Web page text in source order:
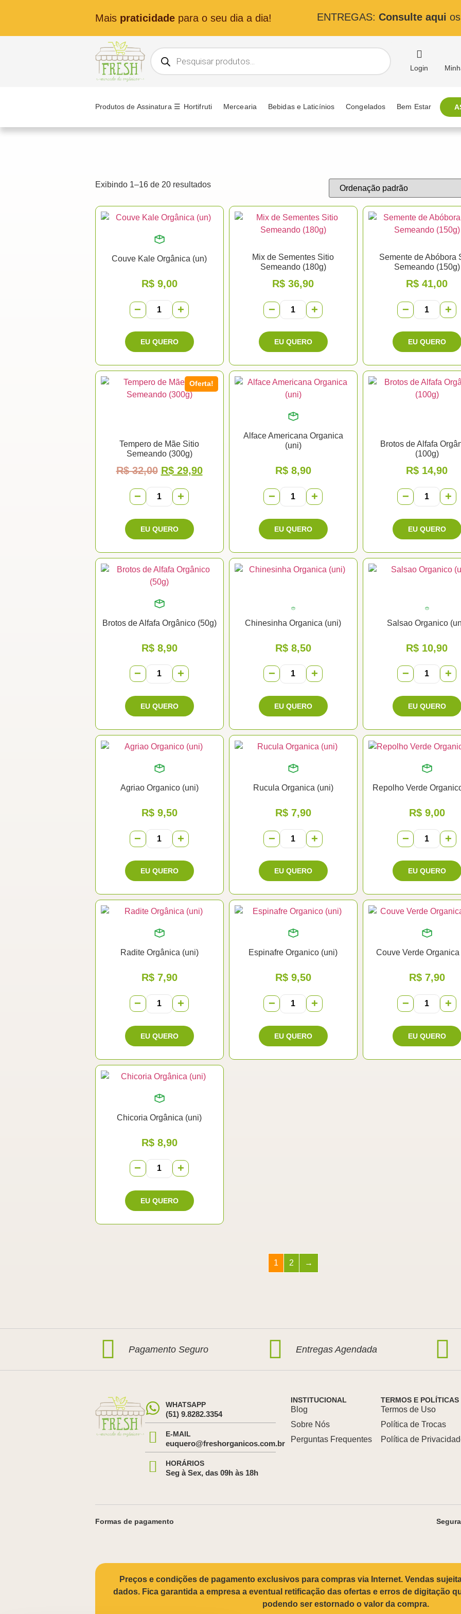
Mais praticidadepara o seu dia a dia! ENTREGAS: Consulte aqui
Login
Produtos de Assinatura ☰ Hortifruti Mercearia Bebidas e Laticínios Congelados Bem Estar
Exibindo 1–16 de 20 resultados
Couve Kale Orgânica (un)
R$9,00
− +
Mix de Sementes Sitio
Semeando (180g)
R$ 36,90
− +
Semente de Abóbora
Semeando (150g)
R$ 41,00
− +
Oferta!
Tempero de Mãe Sitio
Semeando (300g)
R$32,00 R$29,90
− +
Alface Americana Organica
(uni)
R$8,90
− +
Brotos de Alfafa
(100g)
R$ 14,90
− +
Brotos de Alfafa Orgânico (50g)
R$8,90
− +
Chinesinha Organica (uni)
R$8,50
− +
Salsao Organico
R$ 10,90
− +
Agriao Organico (uni)
R$9,50
− +
Rucula Organica (uni)
R$7,90
− +
Repolho Verde
R$9,00
− +
Radite Orgânica (uni)
R$7,90
− +
Espinafre Organico (uni)
R$9,50
− +
Couve Verde Organica
R$7,90
− +
Chicoria Orgânica (uni)
R$8,90
− +
1 2 →
Pagamento Seguro Entregas Agendada
WHATSAPP
(51) 9.8282.3354
E-MAIL
euquero@freshorganicos.com.br
HORÁRIOS
Seg à Sex, das 09h às 18h
INSTITUCIONAL
Blog
Sobre Nós
Perguntas Frequentes
TERMOS E POLÍTICAS
Termos de Uso
Política de Trocas
Política de
Formas de pagamento
Preços e condições de pagamento exclusivos para compras via Internet. Vendas
dados. Fica garantida a empresa a eventual retificação das ofertas e erros de digitação
podendo ser estornado o valor da compra.